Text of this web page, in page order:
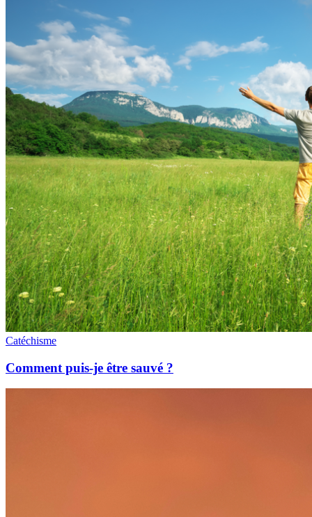
Catéchisme
Comment puis-je être sauvé ?